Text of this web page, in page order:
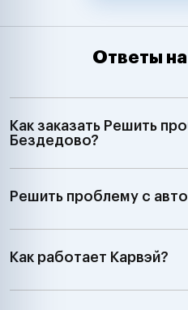
Ответы
Как заказать Решить
Бездедово?
Решить проблему с
Как работает Карвэй?